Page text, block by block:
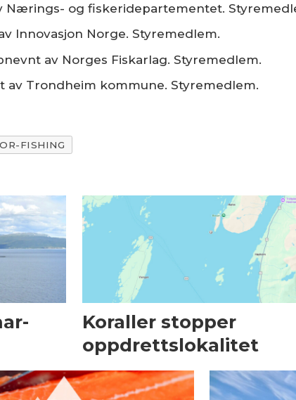
Nærings- og fiskeridepartementet.
Innovasjon Norge. Styremedlem.
av Norges Fiskarlag. Styremedlem.
av Trondheim kommune. Styremedlem.
FISHING
Koraller stopper
oppdrettslokalitet